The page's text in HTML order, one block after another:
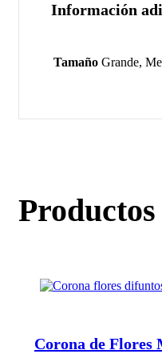
Información
Tamaño Grande,
Productos
Corona de Flores